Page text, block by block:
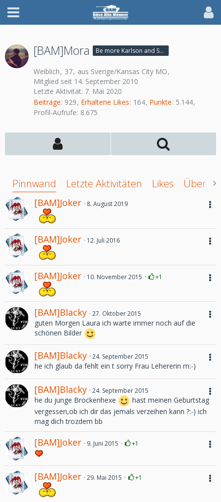
[BAM]Mora Be more Karlson and Susi ♥
Weiblich 37 aus Sverige/Kansas City MO
Mitglied seit 14. September 2010
Letzte Aktivität: 7. Mai 2020
Beiträge 929 Erhaltene Likes 164 Punkte 5.144
Profil-Aufrufe 8.675
Pinnwand Letzte Aktivitäten Likes Über
[BAM]Joker 8. August 2019
[BAM]Joker 12. Juli 2016
[BAM]Joker 10. November 2015 +1
[BAM]Blacky 27. Oktober 2015
guten Morgen Laura ich warte immer noch auf die
schönen Bilder
[BAM]Blacky 24. September 2015
he ich glaub da fehlt ein t sorry Frau Lehererin m:-)
[BAM]Blacky 24. September 2015
he du junge Brockenhexe
hast meinen Geburtstag
vergessen,ob ich dir das jemals verzeihen kann ?:-) ich
mag dich trozdem bb
[BAM]Joker 9. Juni 2015 +1
[BAM]Joker 29. Mai 2015 +1